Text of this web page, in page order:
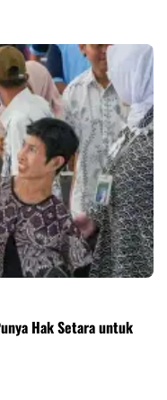
Hak Setara untuk